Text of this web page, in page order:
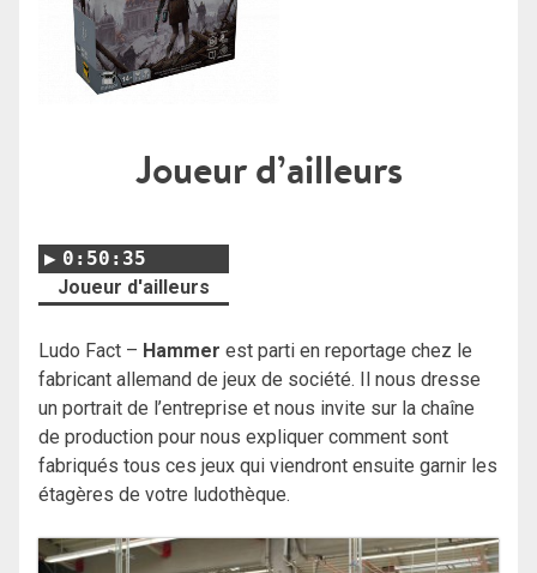
Joueur d’ailleurs
0:50:35
Joueur d'ailleurs
Ludo Fact – Hammer est parti en reportage chez le
fabricant allemand de jeux de société. Il nous dresse
un portrait de l’entreprise et nous invite sur la chaîne
de production pour nous expliquer comment sont
fabriqués tous ces jeux qui viendront ensuite garnir les
étagères de votre ludothèque.